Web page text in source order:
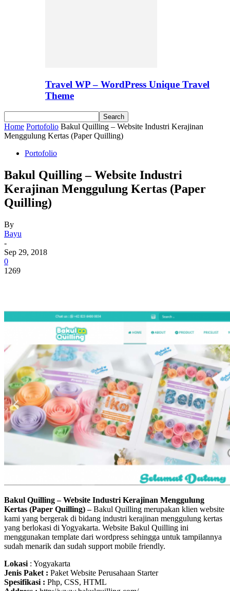
Travel WP – WordPress Unique Travel
Theme
Home Portofolio Bakul Quilling – Website Industri Kerajinan
Menggulung Kertas (Paper Quilling)
Portofolio
Bakul Quilling – Website Industri
Kerajinan Menggulung Kertas (Paper
Quilling)
By
Bayu
-
Sep 29, 2018
0
1269
Bakul Quilling – Website Industri Kerajinan Menggulung
Kertas (Paper Quilling) –Bakul Quilling merupakan klien website
kami yang bergerak di bidang industri kerajinan menggulung kertas
yang berlokasi di Yogyakarta. Website Bakul Quilling ini
menggunakan template dari wordpress sehingga untuk tampilannya
sudah menarik dan sudah support mobile friendly.
Lokasi : Yogyakarta
Jenis Paket : Paket Website Perusahaan Starter
Spesifikasi : Php, CSS, HTML